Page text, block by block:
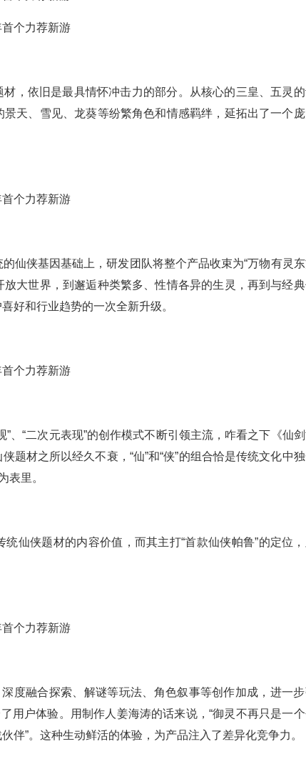
，依旧是最具情怀冲击力的部分。从核心的三皇、五灵
天、雪见、龙葵等纷繁角色和情感羁绊，延拓出了一个
仙侠基因基础上，研发团队将整个产品收束为“万物有灵
大世界，到邂逅种类繁多、性情各异的生灵，再到与经
好和行业趋势的一次全新升级。
、“二次元表现”的创作模式不断引领主流，咋看之下《仙
题材之所以经久不衰，“仙”和“侠”的组合恰是传统文化中
表里。
仙侠题材的内容价值，而其主打“首款仙侠帕鲁”的定位，
度融合探索、解谜等玩法、角色叙事等创作加成，进一
用户体验。用制作人姜海涛的话来说，“御灵不再只是一
伴”。这种生动鲜活的体验，为产品注入了差异化竞争力。